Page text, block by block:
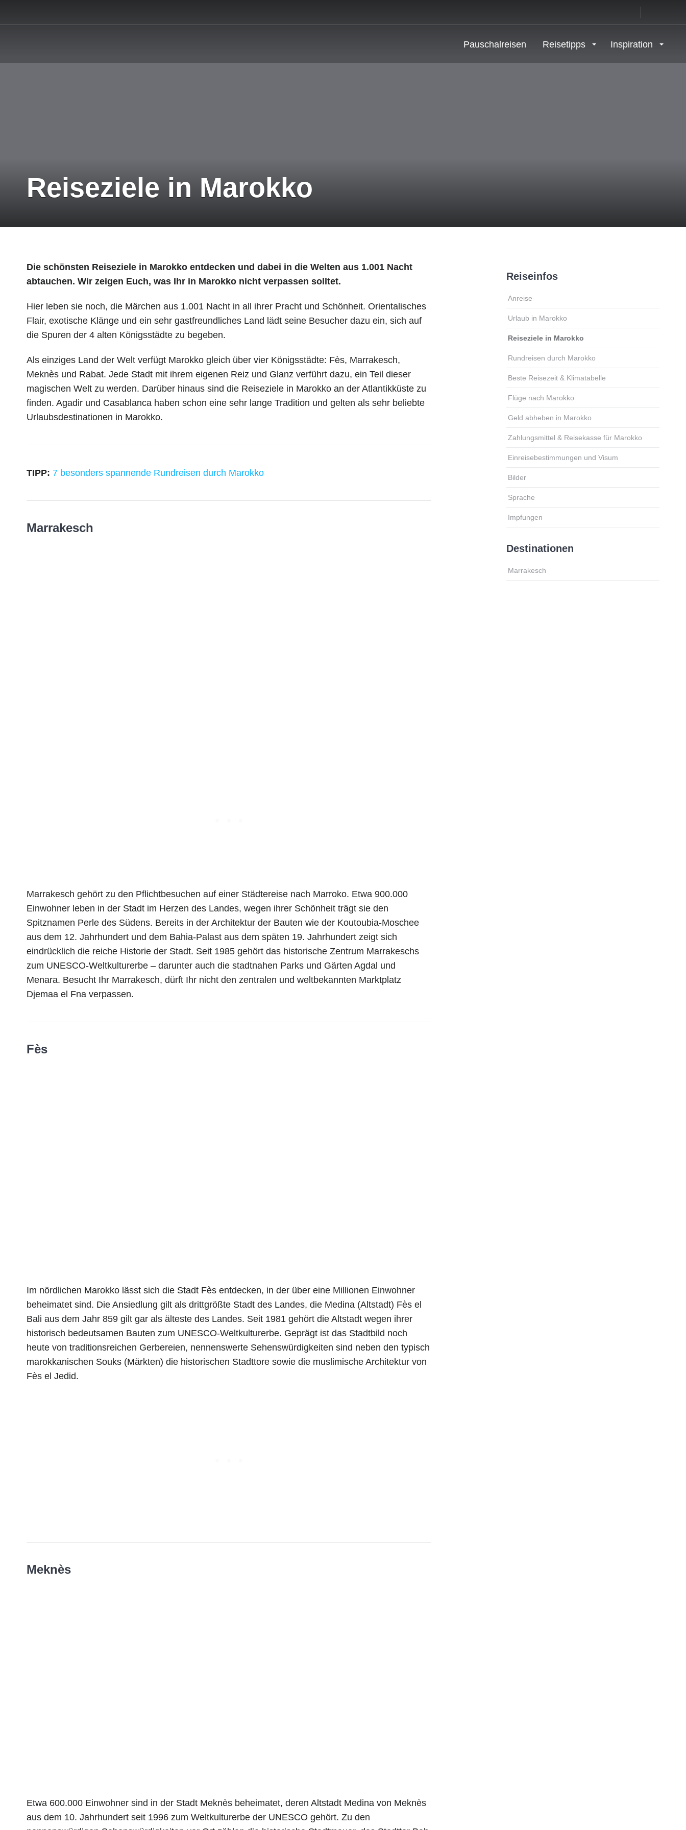
Pauschalreisen Reisetipps Inspiration
Reiseziele in Marokko
Die schönsten Reiseziele in Marokko entdecken und dabei in die Welten aus 1.001 Nacht
abtauchen. Wir zeigen Euch, was Ihr in Marokko nicht verpassen solltet.
Hier leben sie noch, die Märchen aus 1.001 Nacht in all ihrer Pracht und Schönheit. Orientalisches
Flair, exotische Klänge und ein sehr gastfreundliches Land lädt seine Besucher dazu ein, sich auf
die Spuren der 4 alten Königsstädte zu begeben.
Als einziges Land der Welt verfügt Marokko gleich über vier Königsstädte: Fès, Marrakesch,
Meknès und Rabat. Jede Stadt mit ihrem eigenen Reiz und Glanz verführt dazu, ein Teil dieser
magischen Welt zu werden. Darüber hinaus sind die Reiseziele in Marokko an der Atlantikküste zu
finden. Agadir und Casablanca haben schon eine sehr lange Tradition und gelten als sehr beliebte
Urlaubsdestinationen in Marokko.
TIPP: 7 besonders spannende Rundreisen durch Marokko
Marrakesch
Marrakesch gehört zu den Pflichtbesuchen auf einer Städtereise nach Marroko. Etwa 900.000
Einwohner leben in der Stadt im Herzen des Landes, wegen ihrer Schönheit trägt sie den
Spitznamen Perle des Südens. Bereits in der Architektur der Bauten wie der Koutoubia-Moschee
aus dem 12. Jahrhundert und dem Bahia-Palast aus dem späten 19. Jahrhundert zeigt sich
eindrücklich die reiche Historie der Stadt. Seit 1985 gehört das historische Zentrum Marrakeschs
zum UNESCO-Weltkulturerbe – darunter auch die stadtnahen Parks und Gärten Agdal und
Menara. Besucht Ihr Marrakesch, dürft Ihr nicht den zentralen und weltbekannten Marktplatz
Djemaa el Fna verpassen.
Fès
Im nördlichen Marokko lässt sich die Stadt Fès entdecken, in der über eine Millionen Einwohner
beheimatet sind. Die Ansiedlung gilt als drittgrößte Stadt des Landes, die Medina (Altstadt) Fès el
Bali aus dem Jahr 859 gilt gar als älteste des Landes. Seit 1981 gehört die Altstadt wegen ihrer
historisch bedeutsamen Bauten zum UNESCO-Weltkulturerbe. Geprägt ist das Stadtbild noch
heute von traditionsreichen Gerbereien, nennenswerte Sehenswürdigkeiten sind neben den typisch
marokkanischen Souks (Märkten) die historischen Stadttore sowie die muslimische Architektur von
Fès el Jedid.
Meknès
Etwa 600.000 Einwohner sind in der Stadt Meknès beheimatet, deren Altstadt Medina von Meknès
aus dem 10. Jahrhundert seit 1996 zum Weltkulturerbe der UNESCO gehört. Zu den
Reiseinfos
Anreise
Urlaub in Marokko
Reiseziele in Marokko
Rundreisen durch Marokko
Beste Reisezeit & Klimatabelle
Flüge nach Marokko
Geld abheben in Marokko
Zahlungsmittel & Reisekasse für Marokko
Einreisebestimmungen und Visum
Bilder
Sprache
Impfungen
Destinationen
Marrakesch